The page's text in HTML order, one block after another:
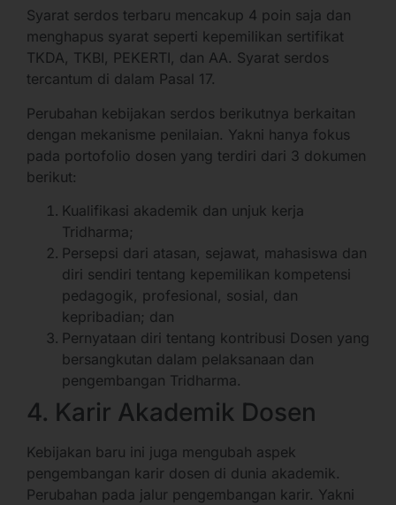
Syarat serdos terbaru mencakup 4 poin saja dan
menghapus syarat seperti kepemilikan sertifikat
TKDA, TKBI, PEKERTI, dan AA. Syarat serdos
tercantum di dalam Pasal 17.
Perubahan kebijakan serdos berikutnya berkaitan
dengan mekanisme penilaian. Yakni hanya fokus
pada portofolio dosen yang terdiri dari 3 dokumen
berikut:
Kualifikasi akademik dan unjuk kerja
Tridharma;
Persepsi dari atasan, sejawat, mahasiswa dan
diri sendiri tentang kepemilikan kompetensi
pedagogik, profesional, sosial, dan
kepribadian; dan
Pernyataan diri tentang kontribusi Dosen yang
bersangkutan dalam pelaksanaan dan
pengembangan Tridharma.
4. Karir Akademik Dosen
Kebijakan baru ini juga mengubah aspek
pengembangan karir dosen di dunia akademik.
Perubahan pada jalur pengembangan karir. Yakni